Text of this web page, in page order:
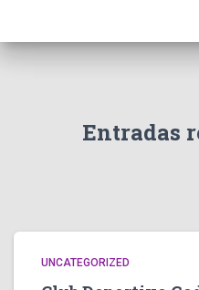
Entradas
UNCATEGORIZED